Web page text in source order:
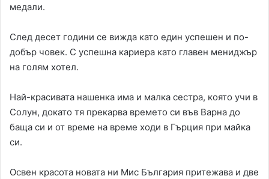
медали.
След десет години се вижда като един успешен и по-
добър човек. С успешна кариера като главен мениджър
на голям хотел.
Най-красивата нашенка има и малка сестра, която учи в
Солун, докато тя прекарва времето си във Варна до
баща си и от време на време ходи в Гърция при майка
си.
Освен красота новата ни Мис България притежава и две